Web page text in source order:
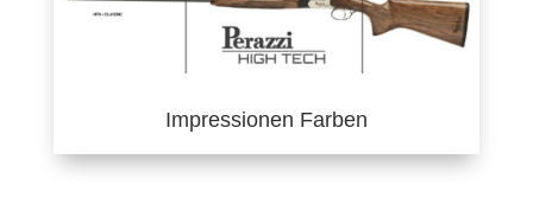
Impressionen Farben